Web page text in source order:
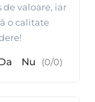
valoare, iar
o calitate
Nu (0/0)